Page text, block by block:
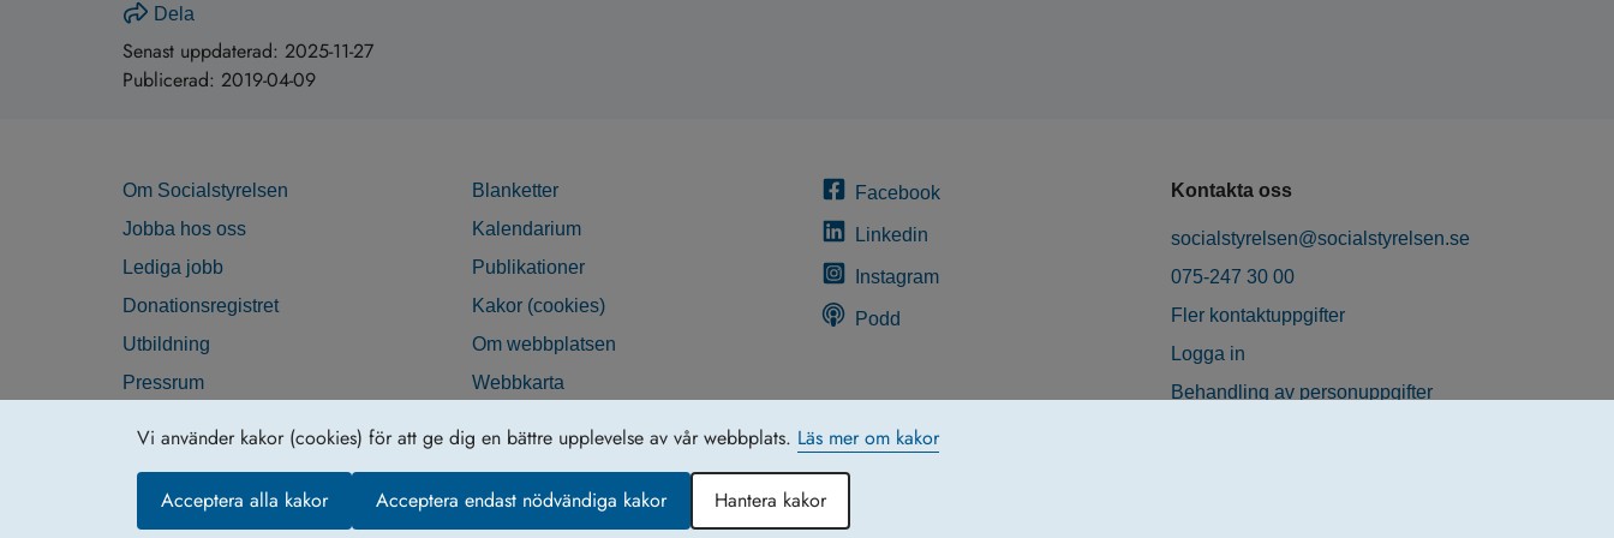
Vi använder kakor (cookies) för att ge dig en bättre upplevelse av vår webbplats. Läs mer om kakor
Acceptera alla kakor Acceptera endast nödvändiga kakor Hantera kakor
Dela
Senast uppdaterad: 2025-11-27
Publicerad: 2019-04-09
Om Socialstyrelsen
Jobba hos oss
Lediga jobb
Donationsregistret
Utbildning
Pressrum
Blanketter
Kalendarium
Publikationer
Kakor (cookies)
Om webbplatsen
Webbkarta
Facebook
Linkedin
Instagram
Podd
Kontakta oss
socialstyrelsen@socialstyrelsen.se
075-247 30 00
Fler kontaktuppgifter
Logga in
Behandling av personuppgifter